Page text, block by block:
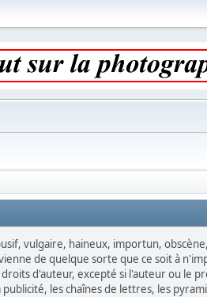
vulgaire, haineux, importun,
de quelque sorte que ce soit à
droits d'auteur, excepté si l'auteur ou le
les chaînes de lettres, les